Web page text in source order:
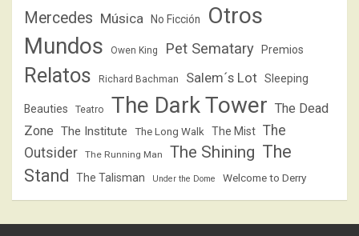
Mercedes Música No Ficción
Otros
Mundos
Owen King Pet Sematary Premios
Relatos Richard Bachman Salem´s Lot Sleeping
Beauties Teatro The Dark Tower The Dead
Zone The Institute The Long Walk The Mist The
Outsider
The Running Man The Shining The
Stand
The Talisman Under the Dome Welcome to Derry